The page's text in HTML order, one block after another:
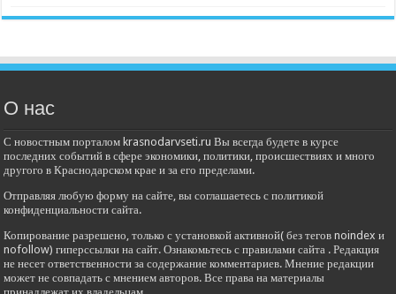
О нас
С новостным порталом krasnodarvseti.ru Вы всегда будете в курсе
последних событий в сфере экономики, политики, происшествиях и много
другого в Краснодарском крае и за его пределами.
Отправляя любую форму на сайте, вы соглашаетесь с политикой
конфиденциальности сайта.
Копирование разрешено, только с установкой активной( без тегов noindex и
nofollow) гиперссылки на сайт. Ознакомьтесь с правилами сайта . Редакция
не несет ответственности за содержание комментариев. Мнение редакции
может не совпадать с мнением авторов. Все права на материалы